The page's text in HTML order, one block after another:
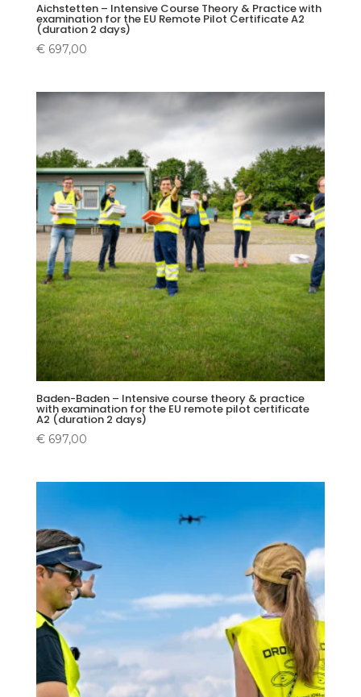
Aichstetten – Intensive Course Theory & Practice with
examination for the EU Remote Pilot Certificate A2
(duration 2 days)
€697,00
Baden-Baden – Intensive course theory & practice
with examination for the EU remote pilot certificate
A2 (duration 2 days)
€697,00